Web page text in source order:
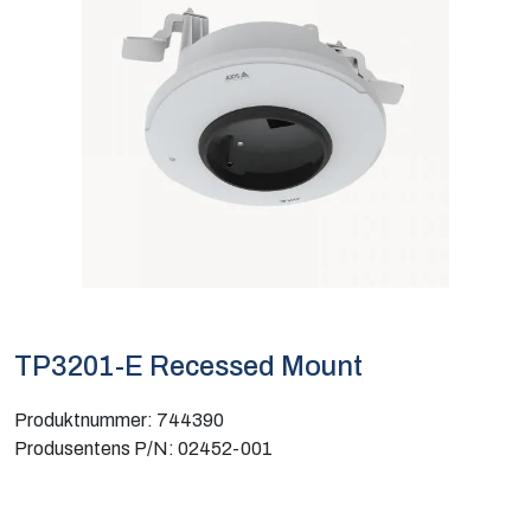
TP3201-E Recessed Mount
Produktnummer: 744390
Produsentens P/N: 02452-001
Sikkerhet og overvåkning